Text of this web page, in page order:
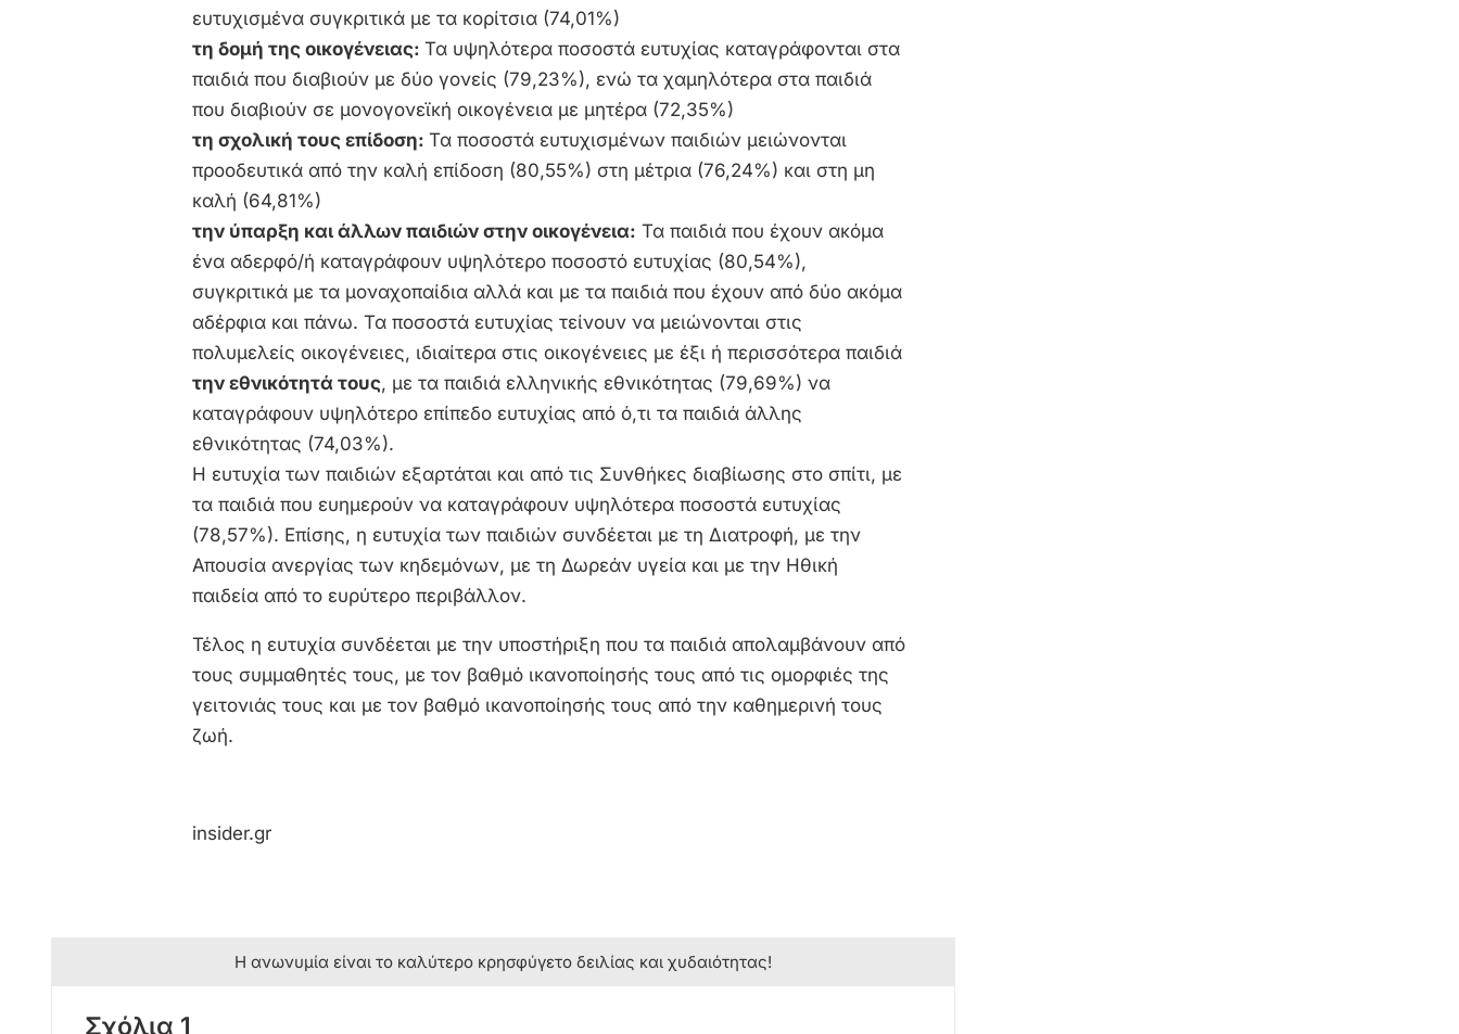
ευτυχισμένα συγκριτικά με τα κορίτσια (74,01%)
τη δομή της οικογένειας: Τα υψηλότερα ποσοστά ευτυχίας καταγράφονται στα
παιδιά που διαβιούν με δύο γονείς (79,23%), ενώ τα χαμηλότερα στα παιδιά
που διαβιούν σε μονογονεϊκή οικογένεια με μητέρα (72,35%)
τη σχολική τους επίδοση: Τα ποσοστά ευτυχισμένων παιδιών μειώνονται
προοδευτικά από την καλή επίδοση (80,55%) στη μέτρια (76,24%) και στη μη
καλή (64,81%)
την ύπαρξη και άλλων παιδιών στην οικογένεια: Τα παιδιά που έχουν ακόμα
ένα αδερφό/ή καταγράφουν υψηλότερο ποσοστό ευτυχίας (80,54%),
συγκριτικά με τα μοναχοπαίδια αλλά και με τα παιδιά που έχουν από δύο ακόμα
αδέρφια και πάνω. Τα ποσοστά ευτυχίας τείνουν να μειώνονται στις
πολυμελείς οικογένειες, ιδιαίτερα στις οικογένειες με έξι ή περισσότερα παιδιά
την εθνικότητά τους, με τα παιδιά ελληνικής εθνικότητας (79,69%) να
καταγράφουν υψηλότερο επίπεδο ευτυχίας από ό,τι τα παιδιά άλλης
εθνικότητας (74,03%).
Η ευτυχία των παιδιών εξαρτάται και από τις Συνθήκες διαβίωσης στο σπίτι, με
τα παιδιά που ευημερούν να καταγράφουν υψηλότερα ποσοστά ευτυχίας
(78,57%). Επίσης, η ευτυχία των παιδιών συνδέεται με τη Διατροφή, με την
Απουσία ανεργίας των κηδεμόνων, με τη Δωρεάν υγεία και με την Ηθική
παιδεία από το ευρύτερο περιβάλλον.
Τέλος η ευτυχία συνδέεται με την υποστήριξη που τα παιδιά απολαμβάνουν από
τους συμμαθητές τους, με τον βαθμό ικανοποίησής τους από τις ομορφιές της
γειτονιάς τους και με τον βαθμό ικανοποίησής τους από την καθημερινή τους
ζωή.
insider.gr
Η ανωνυμία είναι το καλύτερο κρησφύγετο δειλίας και χυδαιότητας!
Σχόλια 1